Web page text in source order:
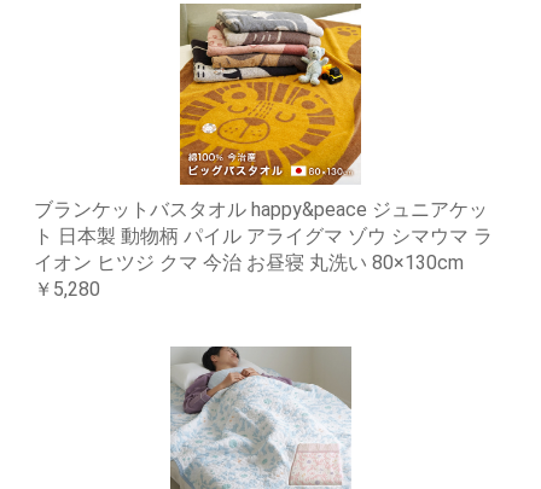
ブランケットバスタオル happy&peace ジュニアケッ
ト 日本製 動物柄 パイル アライグマ ゾウ シマウマ ラ
イオン ヒツジ クマ 今治 お昼寝 丸洗い 80×130cm
￥5,280